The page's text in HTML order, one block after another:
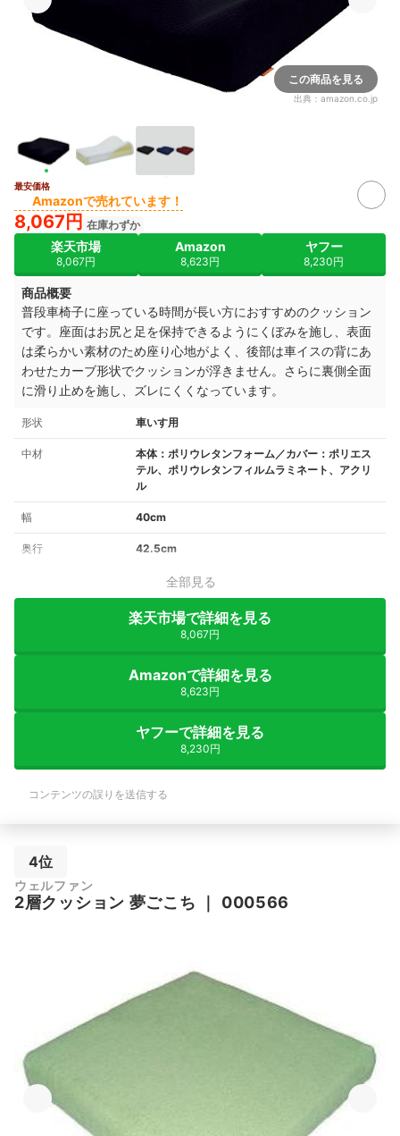
この商品を見る
出典： amazon.co.jp
最安価格
Amazonで売れています！
8,067円 在庫わずか
楽天市場
8,067円
Amazon
8,623円
ヤフー
8,230円
商品概要
普段車椅子に座っている時間が長い方におすすめのクッション
です。座面はお尻と足を保持できるようにくぼみを施し、表面
は柔らかい素材のため座り心地がよく
、後部は車イスの背にあ
わせたカーブ形状でクッションが浮きません。さらに裏側全面
に滑り止めを施し、ズレにくくなっています。
形状 車いす用
中材
本体：ポリウレタンフォーム／カバー：ポリエス
テル、ポリウレタンフィルムラミネート、アクリ
ル
幅 40cm
奥行 42.5cm
全部見る
楽天市場で詳細を見る
8,067円
Amazonで詳細を見る
8,623円
ヤフーで詳細を見る
8,230円
コンテンツの誤りを送信する
4位
ウェルファン
2層クッション 夢ごこち 000566